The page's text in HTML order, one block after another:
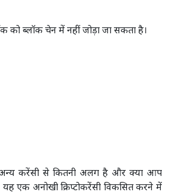
को ब्लॉक चेन में नहीं जोड़ा जा सकता है।
अन्य करेंसी से कितनी अलग है और क्या आप
यह एक अनोखी क्रिप्टोकरेंसी विकसित करने में